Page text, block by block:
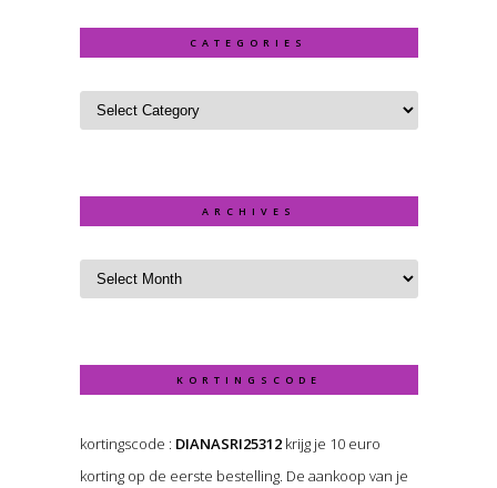
CATEGORIES
ARCHIVES
KORTINGSCODE
kortingscode : DIANASRI25312krijg je 10 euro
korting op de eerste bestelling. De aankoop van je